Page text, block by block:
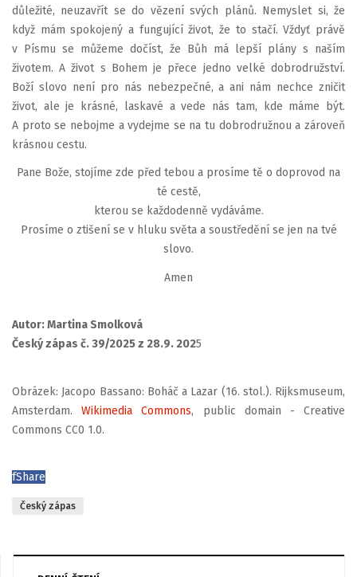
důležité, neuzavřít se do vězení svých plánů. Nemyslet si, že
když mám spokojený a fungující život, že to stačí. Vždyť právě
v Písmu se můžeme dočíst, že Bůh má lepší plány s naším
životem. A život s Bohem je přece jedno velké dobrodružství.
Boží slovo není pro nás nebezpečné, a ani nám nechce zničit
život, ale je krásné, laskavé a vede nás tam, kde máme být.
A proto se nebojme a vydejme se na tu dobrodružnou a zároveň
krásnou cestu.
Pane Bože, stojíme zde před tebou a prosíme tě o doprovod na
té cestě,
kterou se každodenně vydáváme.
Prosíme o ztišení se v hluku světa a soustředění se jen na tvé
slovo.
Amen
Autor: Martina Smolková
Český zápas č. 39/2025 z 28.9. 2025
Obrázek: Jacopo Bassano: Boháč a Lazar (16. stol.). Rijksmuseum,
Amsterdam.Wikimedia Commons, public domain - Creative
Commons CC0 1.0.
fShare
Český zápas